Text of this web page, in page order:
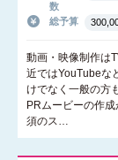
数
総予算
動画・映像制作は
近ではYouTubeな
けでなく一般の方
PRムービーの作
須のス…